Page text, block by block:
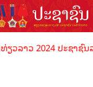
ລາວ 2024 ປະຊາຊົນ